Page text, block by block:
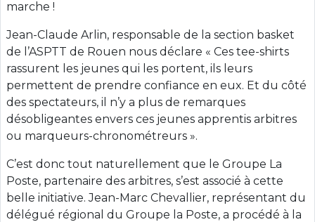
marche !
Jean-Claude Arlin, responsable de la section basket
de l’ASPTT de Rouen nous déclare « Ces tee-shirts
rassurent les jeunes qui les portent, ils leurs
permettent de prendre confiance en eux. Et du côté
des spectateurs, il n’y a plus de remarques
désobligeantes envers ces jeunes apprentis arbitres
ou marqueurs-chronométreurs ».
C’est donc tout naturellement que le Groupe La
Poste, partenaire des arbitres, s’est associé à cette
belle initiative. Jean-Marc Chevallier, représentant du
délégué régional du Groupe la Poste, a procédé à la